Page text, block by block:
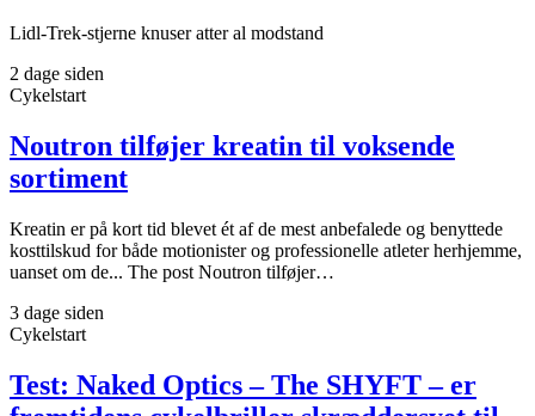
Lidl-Trek-stjerne knuser atter al modstand
2 dage siden
Cykelstart
Noutron tilføjer kreatin til voksende
sortiment
Kreatin er på kort tid blevet ét af de mest anbefalede og benyttede
kosttilskud for både motionister og professionelle atleter herhjemme,
uanset om de... The post Noutron tilføjer…
3 dage siden
Cykelstart
Test: Naked Optics – The SHYFT – er